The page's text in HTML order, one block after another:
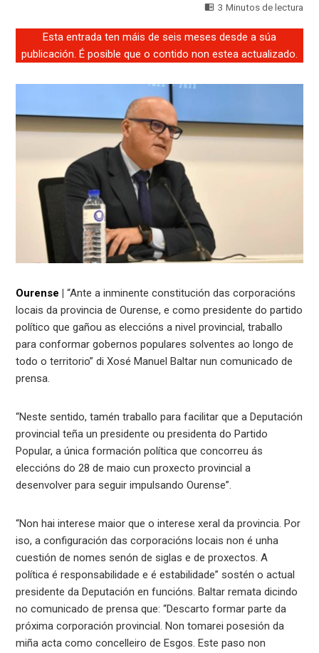
3 Minutos de lectura
Esta entrada ten máis de seis meses desde a súa
publicación. É posible que o contido non estea actualizado.
Ourense | “Ante a inminente constitución das corporacións
locais da provincia de Ourense, e como presidente do partido
político que gañou as eleccións a nivel provincial, traballo
para conformar gobernos populares solventes ao longo de
todo o territorio” di Xosé Manuel Baltar nun comunicado de
prensa.
“Neste sentido, tamén traballo para facilitar que a Deputación
provincial teña un presidente ou presidenta do Partido
Popular, a única formación política que concorreu ás
eleccións do 28 de maio cun proxecto provincial a
desenvolver para seguir impulsando Ourense”.
“Non hai interese maior que o interese xeral da provincia. Por
iso, a configuración das corporacións locais non é unha
cuestión de nomes senón de siglas e de proxectos. A
política é responsabilidade e é estabilidade” sostén o actual
presidente da Deputación en funcións. Baltar remata dicindo
no comunicado de prensa que: “Descarto formar parte da
próxima corporación provincial. Non tomarei posesión da
miña acta como concelleiro de Esgos. Este paso non